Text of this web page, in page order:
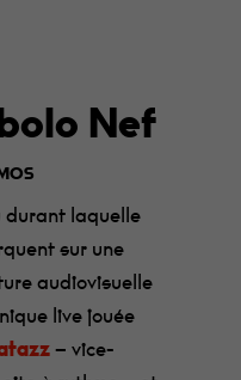
Nef
durant laquelle
sur une
audiovisuelle
live jouée
– vice-